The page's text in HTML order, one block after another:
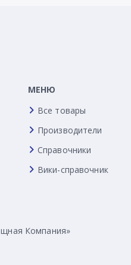
МЕНЮ
Все товары
Производители
Справочники
Вики-справочник
Компания»